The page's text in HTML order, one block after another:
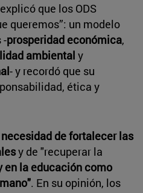
que los ODS
queremos”: un modelo
-prosperidad económica,
ambiental y
- y recordó que su
ética y
necesidad de fortalecer las
y de "recuperar la
en la educación como
. En su opinión, los